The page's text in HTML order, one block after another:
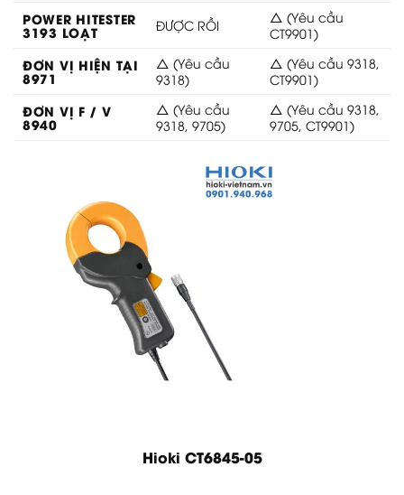
POWER HITESTER
3193 LOẠT ĐƯỢC RỒI
△ (Yêu cầu
CT9901)
ĐƠN VỊ HIỆN TẠI
8971
△ (Yêu cầu
9318)
△ (Yêu cầu 9318,
CT9901)
ĐƠN VỊ F / V
8940
△ (Yêu cầu
9318, 9705)
△ (Yêu cầu 9318,
9705, CT9901)
Hioki CT6845-05